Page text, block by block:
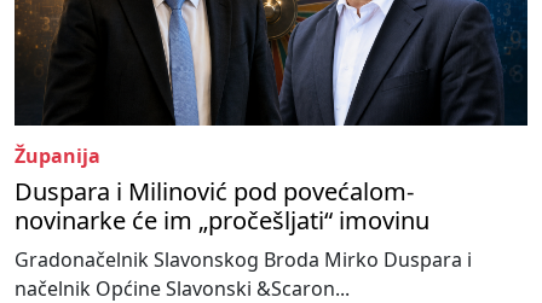
Županija
Duspara i Milinović pod povećalom-
novinarke će im „pročešljati“ imovinu
Gradonačelnik Slavonskog Broda Mirko Duspara i
načelnik Općine Slavonski &Scaron...